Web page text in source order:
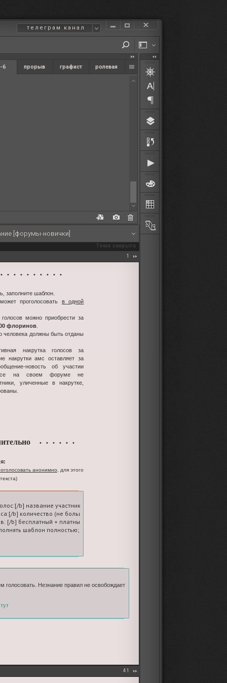
телеграм канал
6 прорыв графист ролевая
[форумы-новички]
Тема закрыта
1
• • • • • • • • •
заполните шаблон.
проголосовать в одной
можно приобрести за
флоринов.
человека должны быть отданы
накрутка голосов за
накрутки амс оставляет за
новость об участии
на своем форуме не
уличенные в накрутке,
• • • • • •
анонимно, для этого
b] название участника-ролевой
b] количество (не больше пяти; на вашем счете должно быть
[/b] бесплатный + платные
шаблон полностью; если платных голосов нет, ставьте 0
голосовать. Незнание правил не освобождает
тут
41